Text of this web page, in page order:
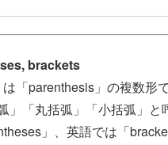
brackets
「parenthesis」の複数形で
」「丸括弧」「小括弧」と
」、英語では「